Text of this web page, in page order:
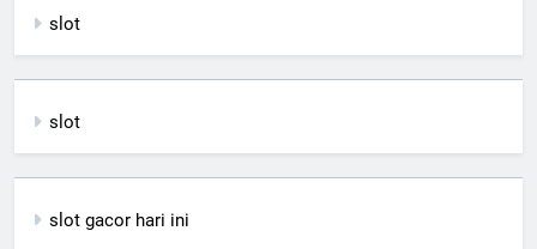
slot
slot
slot gacor hari ini